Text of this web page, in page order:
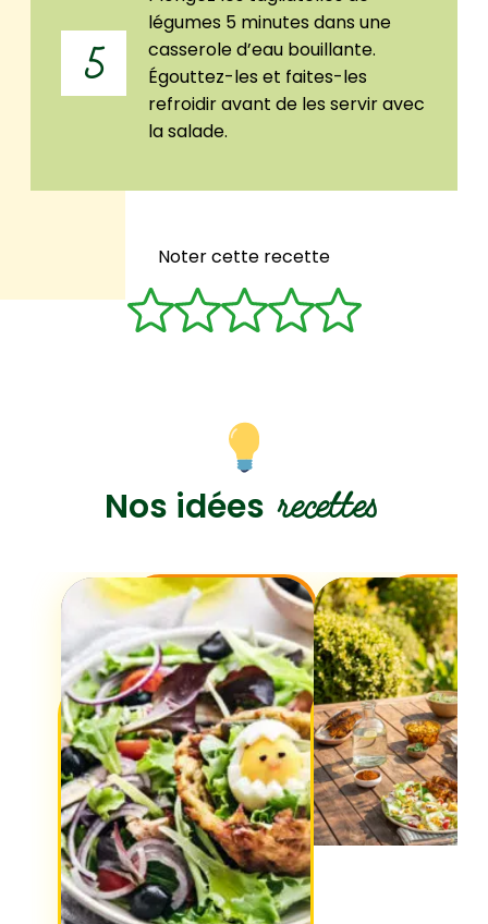
5
légumes 5 minutes dans une
casserole d’eau bouillante.
Égouttez-les et faites-les
refroidir avant de les servir avec
la salade.
Noter cette recette
Nos idées recettes